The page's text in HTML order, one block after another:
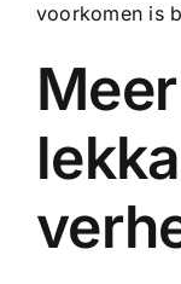
voorkomen is